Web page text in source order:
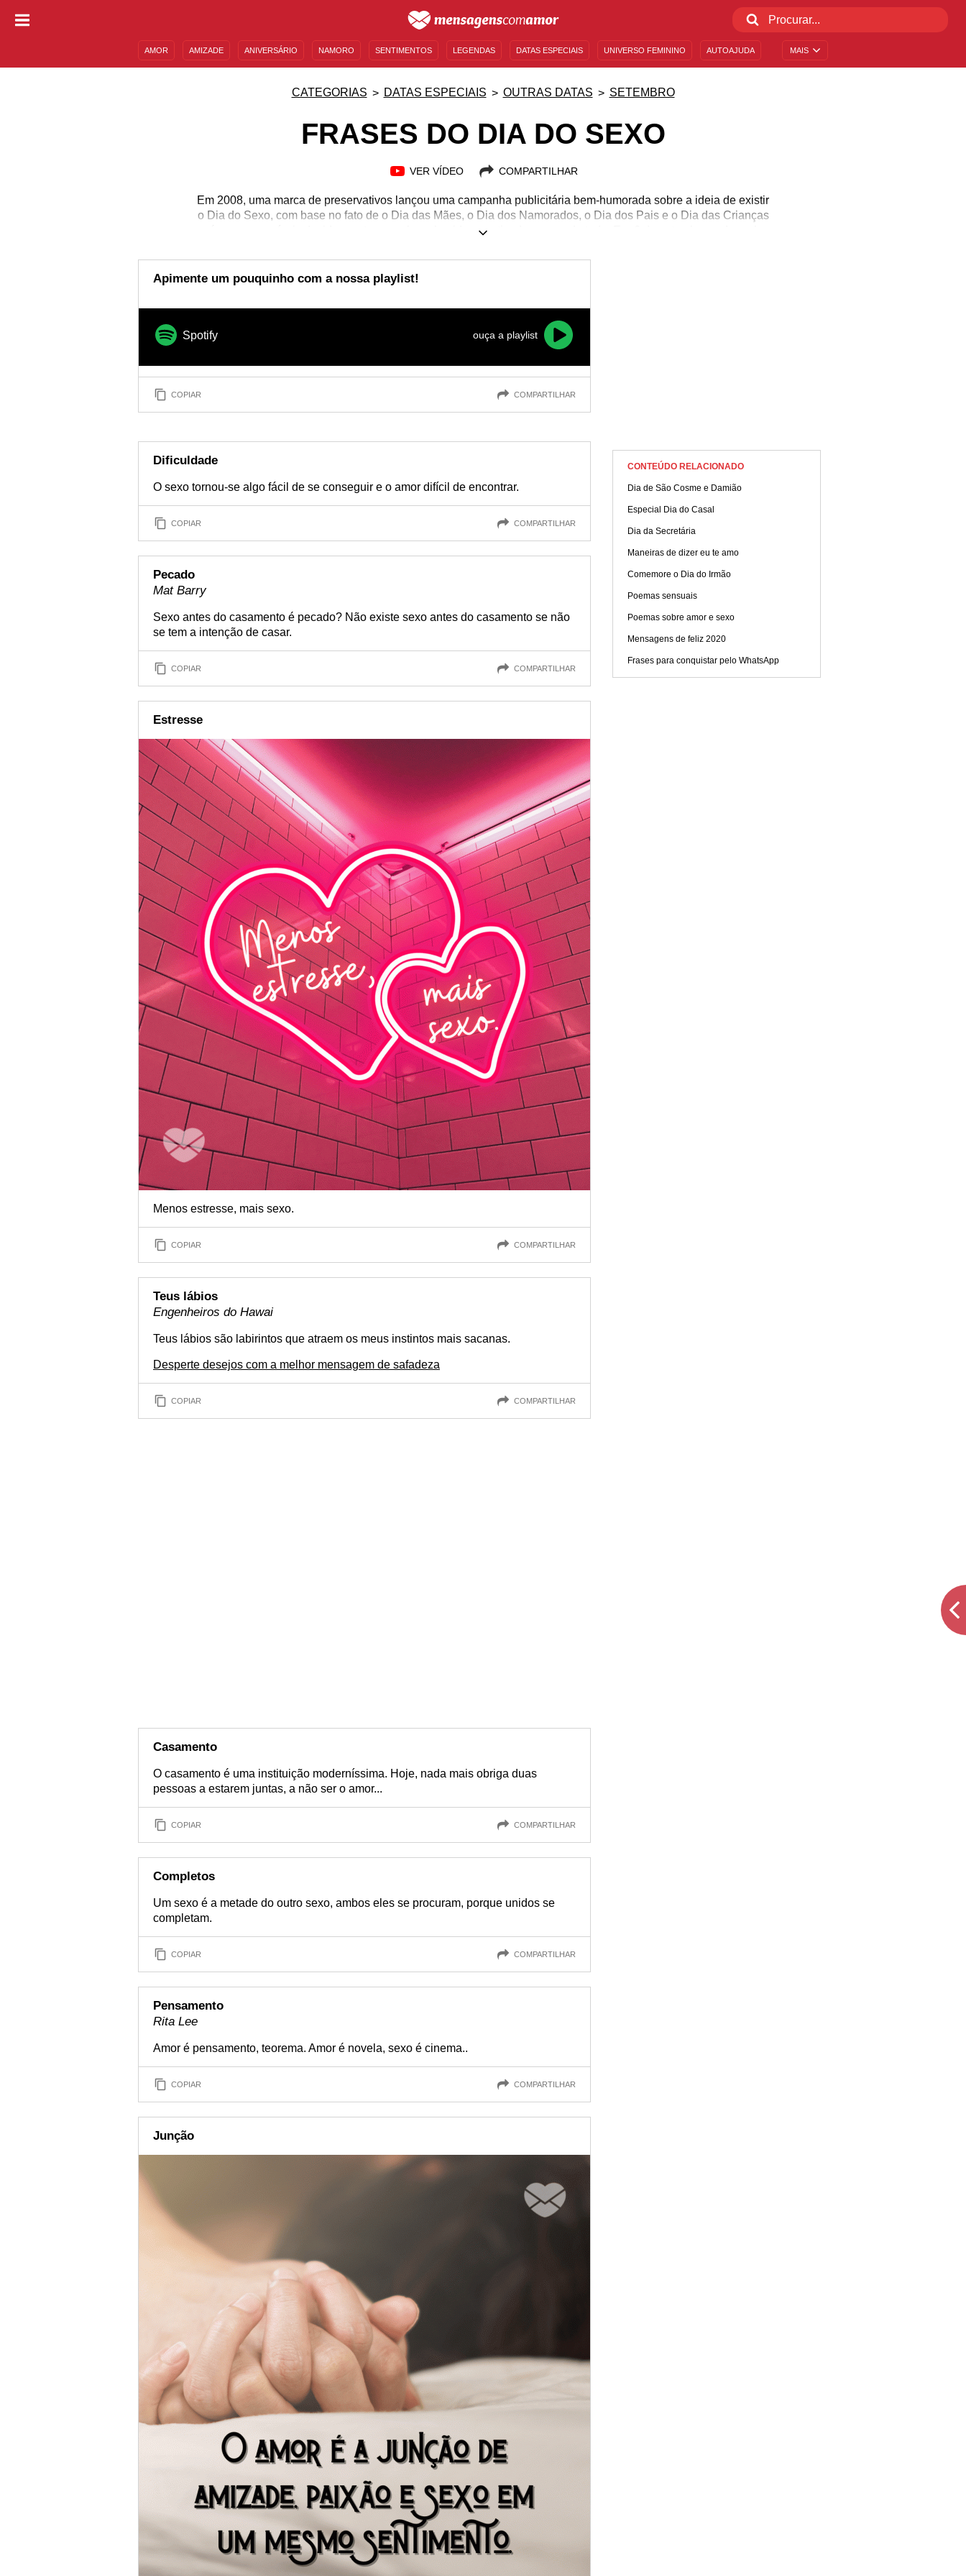
MAIS
AMOR AMIZADE ANIVERSÁRIO NAMORO SENTIMENTOS LEGENDAS DATAS ESPECIAIS UNIVERSO FEMININO AUTOAJUDA
CATEGORIAS DATAS ESPECIAIS OUTRAS DATAS SETEMBRO
FRASES DO DIA DO SEXO
VER VÍDEO COMPARTILHAR
Em 2008, uma marca de preservativos lançou uma campanha publicitária bem-humorada sobre a ideia de existir
o Dia do Sexo, com base no fato de o Dia das Mães, o Dia dos Namorados, o Dia dos Pais e o Dia das Crianças
só serem possíveis devido ao ato sexual, conhecido e praticado no mundo todo. Era 6 de setembro, e daquele
prazer e alertar sobre a importância de usar preservativos. Inclusive, se você deseja produzir reflexões a respeito
do assunto e das relações adultas entre pessoas, compartilhe as frases do Dia do Sexo e mostre que ele deve
Apimente um pouquinho com a nossa playlist!
Spotify ouça a playlist
COPIAR COMPARTILHAR
Dificuldade
O sexo tornou-se algo fácil de se conseguir e o amor difícil de encontrar.
COPIAR COMPARTILHAR
Pecado
Mat Barry
Sexo antes do casamento é pecado? Não existe sexo antes do casamento se não
se tem a intenção de casar.
COPIAR COMPARTILHAR
Estresse
Menos estresse, mais sexo.
COPIAR COMPARTILHAR
Teus lábios
Engenheiros do Hawai
Teus lábios são labirintos que atraem os meus instintos mais sacanas.
Desperte desejos com a melhor mensagem de safadeza
COPIAR COMPARTILHAR
Casamento
O casamento é uma instituição moderníssima. Hoje, nada mais obriga duas
pessoas a estarem juntas, a não ser o amor...
COPIAR COMPARTILHAR
Completos
Um sexo é a metade do outro sexo, ambos eles se procuram, porque unidos se
completam.
COPIAR COMPARTILHAR
Pensamento
Rita Lee
Amor é pensamento, teorema. Amor é novela, sexo é cinema..
COPIAR COMPARTILHAR
Junção
CONTEÚDO RELACIONADO
Dia de São Cosme e Damião
Especial Dia do Casal
Dia da Secretária
Maneiras de dizer eu te amo
Comemore o Dia do Irmão
Poemas sensuais
Poemas sobre amor e sexo
Mensagens de feliz 2020
Frases para conquistar pelo WhatsApp